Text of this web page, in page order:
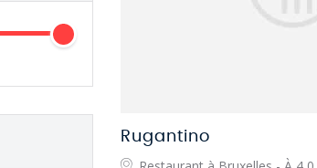
Rugantino